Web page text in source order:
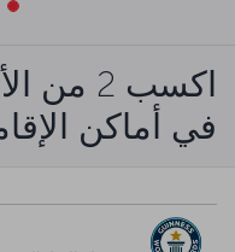
في أماكن